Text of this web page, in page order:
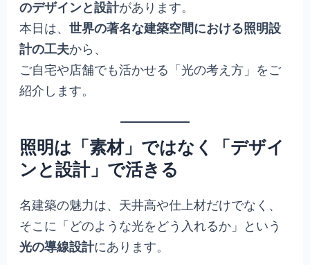
のデザインと設計があります。
本日は、 世界の著名な建築空間における照明設
計の工夫から、
ご自宅や店舗でも活かせる「光の考え方」をご
紹介します。
照明は「素材」ではなく「デザイ
ンと設計」で活きる
名建築の魅力は、天井高や仕上材だけでなく、
そこに「どのような光をどう入れるか」という
光の導線設計にあります。